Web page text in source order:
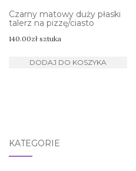
Czarny matowy duży płaski
talerz na pizzę/ciasto
140.00zł sztuka
DODAJ DO KOSZYKA
KATEGORIE